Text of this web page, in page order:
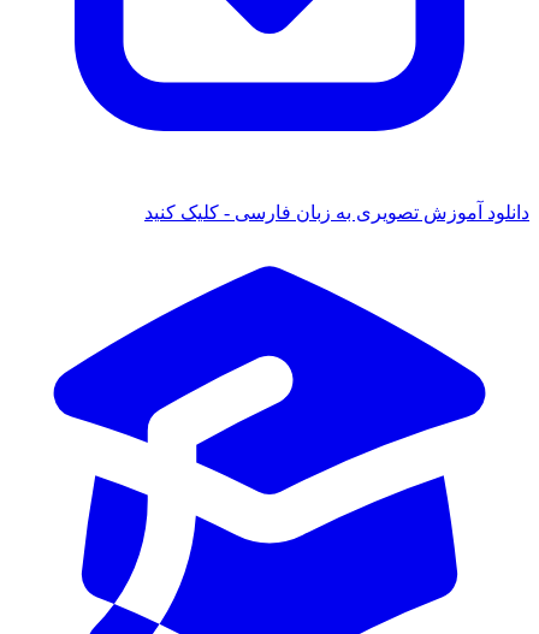
دانلود آموزش تصویری به زبان فارسی - کلیک کنید